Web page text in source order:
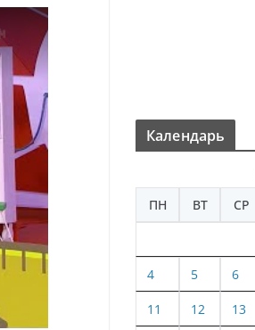
Календарь
ПН
ВТ СР
4 5 6
11 12 13